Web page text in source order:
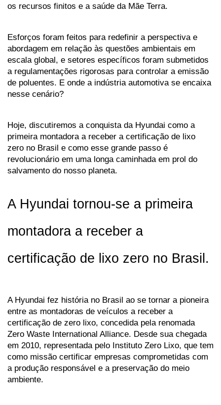
os recursos finitos e a saúde da Mãe Terra.
Esforços foram feitos para redefinir a perspectiva e
abordagem em relação às questões ambientais em
escala global, e setores específicos foram submetidos
a regulamentações rigorosas para controlar a emissão
de poluentes. E onde a indústria automotiva se encaixa
nesse cenário?
Hoje, discutiremos a conquista da Hyundai como a
primeira montadora a receber a certificação de lixo
zero no Brasil e como esse grande passo é
revolucionário em uma longa caminhada em prol do
salvamento do nosso planeta.
A Hyundai tornou-se a primeira
montadora a receber a
certificação de lixo zero no Brasil.
A Hyundai fez história no Brasil ao se tornar a pioneira
entre as montadoras de veículos a receber a
certificação de zero lixo, concedida pela renomada
Zero Waste International Alliance. Desde sua chegada
em 2010, representada pelo Instituto Zero Lixo, que tem
como missão certificar empresas comprometidas com
a produção responsável e a preservação do meio
ambiente.